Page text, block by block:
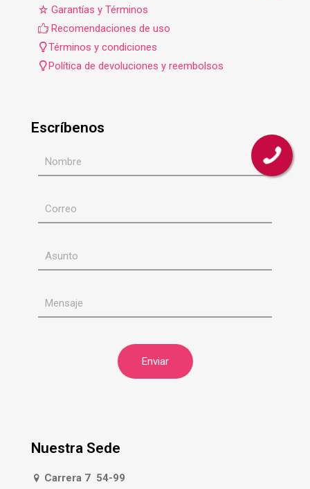
Garantías y Términos
Recomendaciones de uso
Términos y condiciones
Política de devoluciones y reembolsos
Escríbenos
Nuestra Sede
Carrera 7 54-99